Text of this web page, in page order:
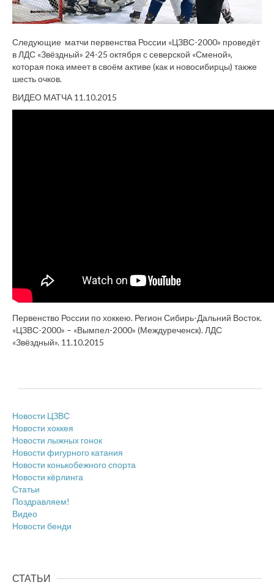
Следующие матчи первенства России «ЦЗВС-2000» проведёт
в ЛДС «Звёздный» 24-25 октября с северской «Сменой»,
которая пока имеет в своём активе (как и новосибирцы) также
шесть очков.
ВИДЕО МАТЧА 11.10.2015
Первенство России по хоккею. Регион Сибирь-Дальний Восток.
«ЦЗВС-2000» – «Вымпел-2000» (Междуреченск). ЛДС
«Звёздный». 11.10.2015
Новости ЦЗВС
Новости хоккея
Новости лыжных гонок
Новости фигурного катания
Новости конькобежного спорта
Новости кёрлинга
Статьи
Поздравляем!
Видео
Новости бенди
СТАТЬИ